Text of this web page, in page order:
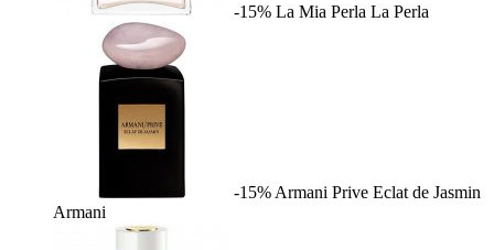
-15% La Mia Perla La Perla
-15% Armani Prive Eclat de Jasmin
Armani